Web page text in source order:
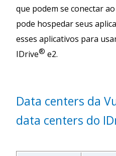
que podem se conectar
pode hospedar seus
esses aplicativos para
IDrive® e2.
Data centers da
data centers do